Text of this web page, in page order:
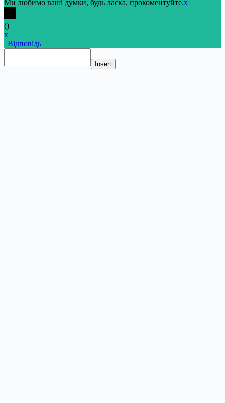
Ми любимо ваші думки, будь ласка, прокоментуйте.x
()
x
| Відповідь
Insert